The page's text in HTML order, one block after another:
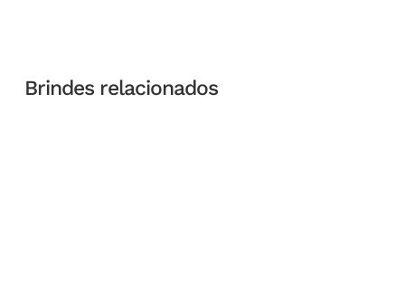
Brindes relacionados